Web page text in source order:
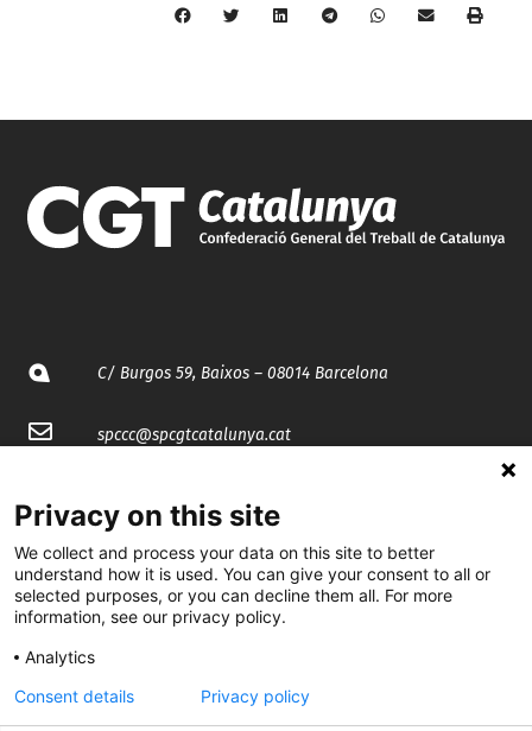
C/ Burgos 59, Baixos – 08014 Barcelona
spccc@spcgtcatalunya.cat
@CGTCatalunya
cgtcatalunya
CGTCatalunya
cgtcatalunya
Privacy on this site
We collect and process your data on this site to better
understand how it is used. You can give your consent to all or
selected purposes, or you can decline them all. For more
information, see our privacy policy.
Analytics
Consent details
Privacy policy